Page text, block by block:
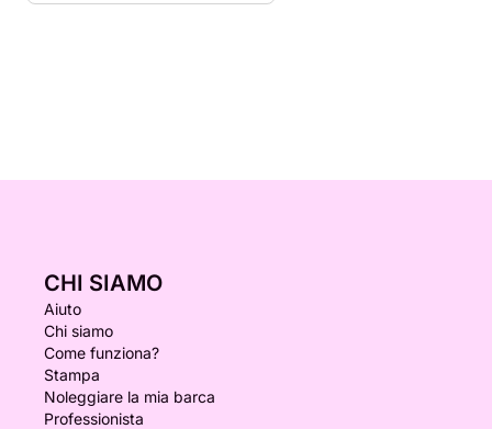
CHI SIAMO
Aiuto
Chi siamo
Come funziona?
Stampa
Noleggiare la mia barca
Professionista